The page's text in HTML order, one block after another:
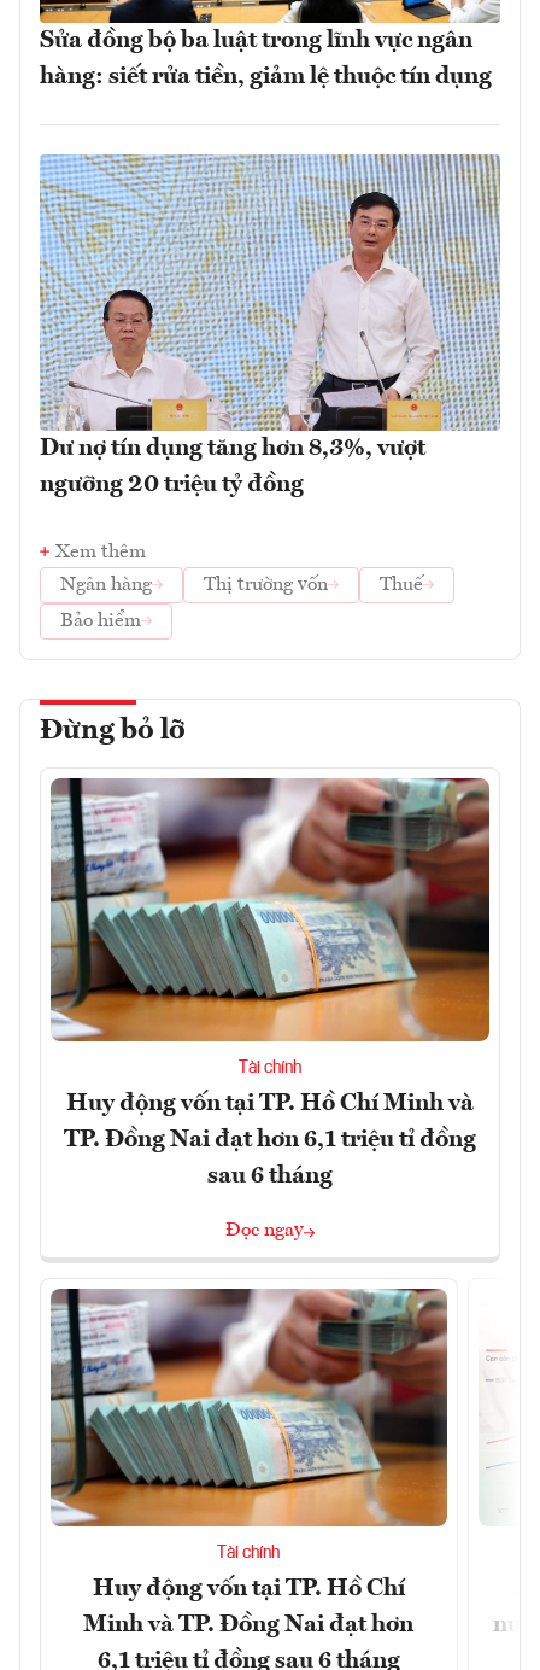
Sửa đồng bộ ba luật trong lĩnh vực ngân
hàng: siết rửa tiền, giảm lệ thuộc tín dụng
Dư nợ tín dụng tăng hơn 8,3%, vượt
ngưỡng 20 triệu tỷ đồng
Xem thêm
Ngân hàng
Thị trường vốn
Thuế
Bảo hiểm
Đừng bỏ lỡ
Tài chính
Huy động vốn tại TP. Hồ Chí Minh và
TP. Đồng Nai đạt hơn 6,1 triệu tỉ đồng
sau 6 tháng
Đọc ngay
Tài chính
Huy động vốn tại TP. Hồ Chí
Minh và TP. Đồng Nai đạt hơn
6,1 triệu tỉ đồng sau 6 tháng